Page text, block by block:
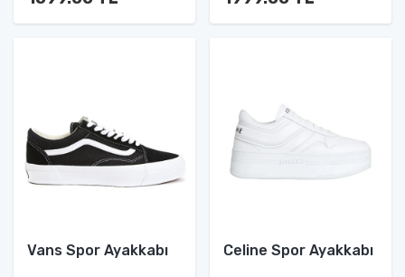
Vans Spor Ayakkabı Celine Spor Ayakkabı